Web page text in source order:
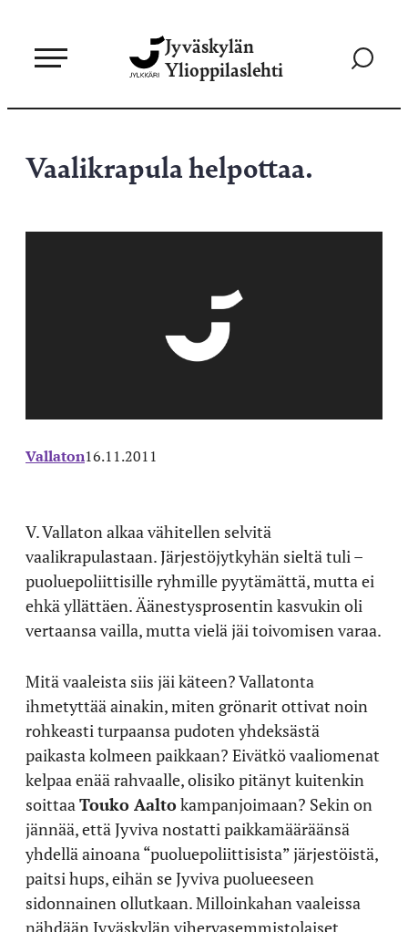
sisältöön
Jyväskylän
Ylioppilaslehti
Siirry
Vaalikrapula helpottaa.
Vallaton16.11.2011
V. Vallaton alkaa vähitellen selvitä
vaalikrapulastaan. Järjestöjytkyhän sieltä tuli –
puoluepoliittisille ryhmille pyytämättä, mutta ei
ehkä yllättäen. Äänestysprosentin kasvukin oli
vertaansa vailla, mutta vielä jäi toivomisen varaa.
Mitä vaaleista siis jäi käteen? Vallatonta
ihmetyttää ainakin, miten grönarit ottivat noin
rohkeasti turpaansa pudoten yhdeksästä
paikasta kolmeen paikkaan? Eivätkö vaaliomenat
kelpaa enää rahvaalle, olisiko pitänyt kuitenkin
soittaa Touko Aaltokampanjoimaan? Sekin on
jännää, että Jyviva nostatti paikkamääräänsä
yhdellä ainoana “puoluepoliittisista” järjestöistä,
paitsi hups, eihän se Jyviva puolueeseen
sidonnainen ollutkaan. Milloinkahan vaaleissa
nähdään Jyväskylän vihervasemmistolaiset